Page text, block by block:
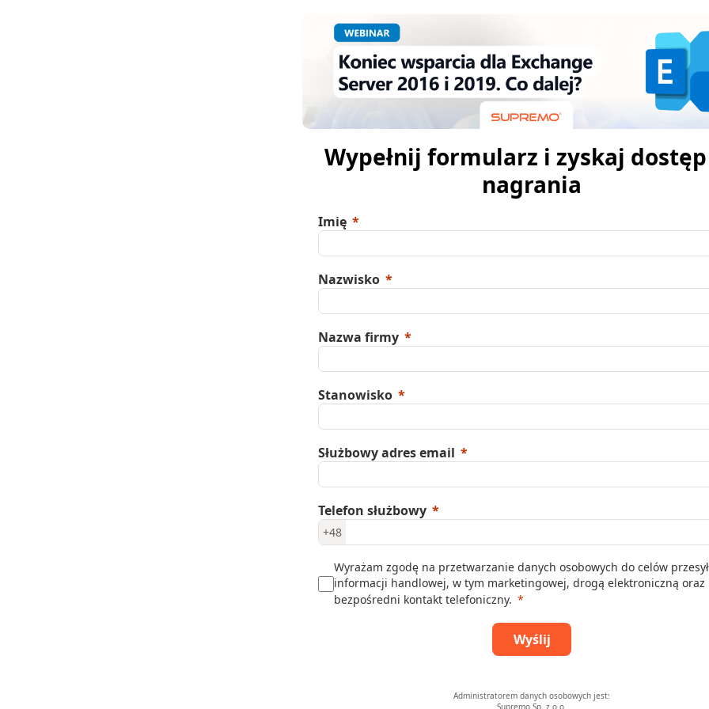
Wypełnij formularz i zyskaj
nagrania
Imię
Nazwisko
Nazwa firmy
Stanowisko
Służbowy adres email
Telefon służbowy
+48
Wyrażam zgodę na przetwarzanie danych osobowych do celów
informacji handlowej, w tym marketingowej, drogą elektroniczną oraz
bezpośredni kontakt telefoniczny.
Wyślij
Administratorem danych osobowych jest:
Supremo Sp. z o.o.